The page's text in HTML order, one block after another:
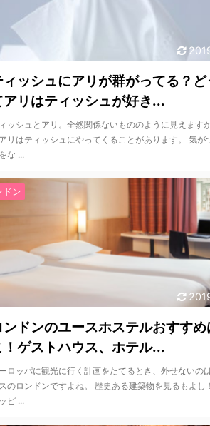
ィッシュにアリが群がってる？ど
アリはティッシュが好き...
ッシュとアリ。全然関係ないもののように見えます
リはティッシュにやってくることがあります。 気が
な ...
ドン
ンドンのユースホステルおすすめ
！ゲストハウス、ホテル...
ロッパに観光に行く計画をたてるとき、外せないの
のロンドンですよね。 歴史ある建築物を見るもよ
ピ ...